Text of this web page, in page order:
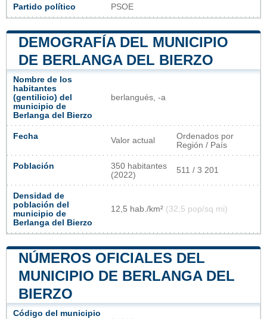
Partido político PSOE
DEMOGRAFÍA DEL MUNICIPIO
DE BERLANGA DEL BIERZO
Nombre de los
habitantes
(gentilicio) del
municipio de
Berlanga del Bierzo
berlangués, -a
Fecha Valor actual
Ordenados por
Región / País
Población
350 habitantes
(2022)
511 / 3 201
Densidad de
población del
municipio de
Berlanga del Bierzo
12,5 hab./km² (32,5 pop/sq mi)
NÚMEROS OFICIALES DEL
MUNICIPIO DE BERLANGA DEL
BIERZO
Código del municipio